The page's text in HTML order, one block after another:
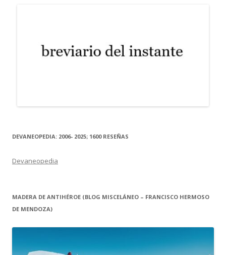
DEVANEOPEDIA: 2006- 2025; 1600 RESEÑAS
Devaneopedia
MADERA DE ANTIHÉROE (BLOG MISCELÁNEO – FRANCISCO HERMOSO
DE MENDOZA)